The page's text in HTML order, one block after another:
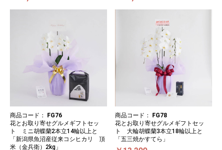
商品コード：
FG76
花とお取り寄せグルメギフトセッ
ト ミニ胡蝶蘭2本立14輪以上と
「新潟県魚沼産従来コシヒカリ 頂
米（金兵衛）2kg」
商品コード：
FG78
花とお取り寄せグルメギフトセッ
ト 大輪胡蝶蘭3本立18輪以上と
「五三焼かすてら」